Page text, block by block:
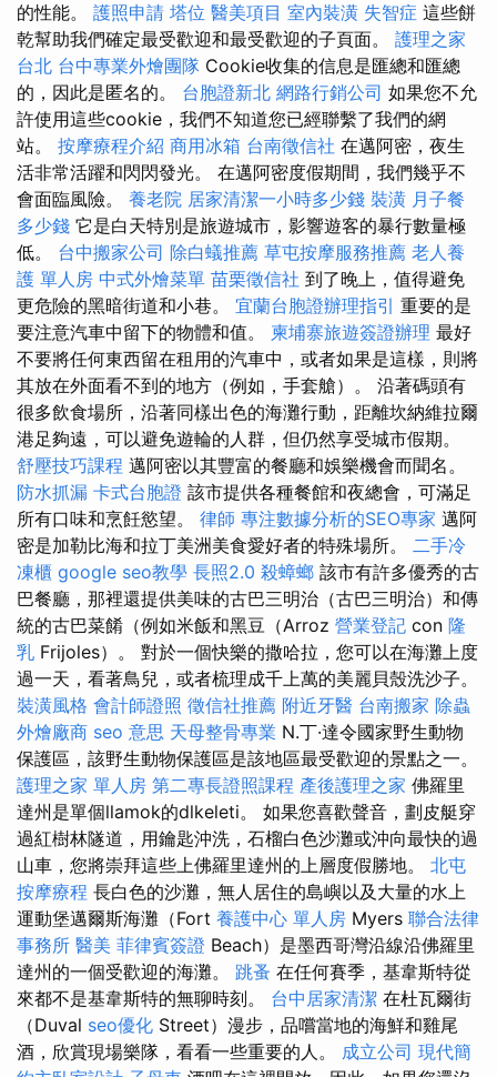
的性能。 護照申請 塔位 醫美項目 室內裝潢 失智症 這些餅
乾幫助我們確定最受歡迎和最受歡迎的子頁面。 護理之家
台北 台中專業外燴團隊 Cookie收集的信息是匯總和匯總
的，因此是匿名的。 台胞證新北 網路行銷公司 如果您不允
許使用這些cookie，我們不知道您已經聯繫了我們的網
站。 按摩療程介紹 商用冰箱 台南徵信社 在邁阿密，夜生
活非常活躍和閃閃發光。 在邁阿密度假期間，我們幾乎不
會面臨風險。 養老院 居家清潔一小時多少錢 裝潢 月子餐
多少錢 它是白天特別是旅遊城市，影響遊客的暴行數量極
低。 台中搬家公司 除白蟻推薦 草屯按摩服務推薦 老人養
護 單人房 中式外燴菜單 苗栗徵信社 到了晚上，值得避免
更危險的黑暗街道和小巷。 宜蘭台胞證辦理指引 重要的是
要注意汽車中留下的物體和值。 柬埔寨旅遊簽證辦理 最好
不要將任何東西留在租用的汽車中，或者如果是這樣，則將
其放在外面看不到的地方（例如，手套艙）。 沿著碼頭有
很多飲食場所，沿著同樣出色的海灘行動，距離坎納維拉爾
港足夠遠，可以避免遊輪的人群，但仍然享受城市假期。
舒壓技巧課程 邁阿密以其豐富的餐廳和娛樂機會而聞名。
防水抓漏 卡式台胞證 該市提供各種餐館和夜總會，可滿足
所有口味和烹飪慾望。 律師 專注數據分析的SEO專家 邁阿
密是加勒比海和拉丁美洲美食愛好者的特殊場所。 二手冷
凍櫃 google seo教學 長照2.0 殺蟑螂 該市有許多優秀的古
巴餐廳，那裡還提供美味的古巴三明治（古巴三明治）和傳
統的古巴菜餚（例如米飯和黑豆（Arroz 營業登記 con 隆
乳 Frijoles）。 對於一個快樂的撒哈拉，您可以在海灘上度
過一天，看著鳥兒，或者梳理成千上萬的美麗貝殼洗沙子。
裝潢風格 會計師證照 徵信社推薦 附近牙醫 台南搬家 除蟲
外燴廠商 seo 意思 天母整骨專業 N.丁·達令國家野生動物
保護區，該野生動物保護區是該地區最受歡迎的景點之一。
護理之家 單人房 第二專長證照課程 產後護理之家 佛羅里
達州是單個llamok的dlkeleti。 如果您喜歡聲音，劃皮艇穿
過紅樹林隧道，用鑰匙沖洗，石榴白色沙灘或沖向最快的過
山車，您將崇拜這些上佛羅里達州的上層度假勝地。 北屯
按摩療程 長白色的沙灘，無人居住的島嶼以及大量的水上
運動堡邁爾斯海灘（Fort 養護中心 單人房 Myers 聯合法律
事務所 醫美 菲律賓簽證 Beach）是墨西哥灣沿線沿佛羅里
達州的一個受歡迎的海灘。 跳蚤 在任何賽季，基韋斯特從
來都不是基韋斯特的無聊時刻。 台中居家清潔 在杜瓦爾街
（Duval seo優化 Street）漫步，品嚐當地的海鮮和雞尾
酒，欣賞現場樂隊，看看一些重要的人。 成立公司 現代簡